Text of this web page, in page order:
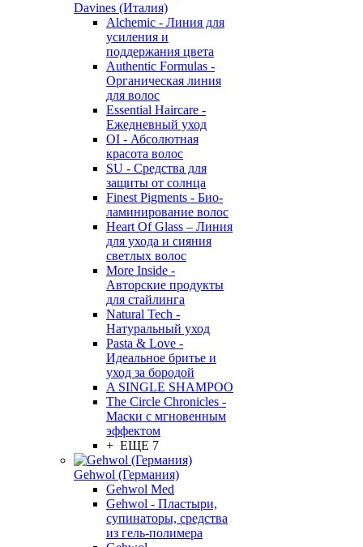
Davines (Италия)
Alchemic - Линия для
усиления и
поддержания цвета
Authentic Formulas -
Органическая линия
для волос
Essential Haircare -
Eжедневный уход
OI - Абсолютная
красота волос
SU - Средства для
защиты от солнца
Finest Pigments - Био-
ламинирование волос
Heart Of Glass – Линия
для ухода и сияния
светлых волос
More Inside -
Авторские продукты
для стайлинга
Natural Tech -
Натуральный уход
Pasta & Love -
Идеальное бритье и
уход за бородой
A SINGLE SHAMPOO
The Circle Chronicles -
Маски с мгновенным
эффектом
+ ЕЩЕ 7
Gehwol (Германия)
Gehwol Med
Gehwol - Пластыри,
супинаторы, средства
из гель-полимера